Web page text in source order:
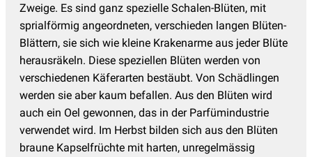
Zweige. Es sind ganz spezielle Schalen-Blüten, mit
sprialförmig angeordneten, verschieden langen Blüten-
Blättern, sie sich wie kleine Krakenarme aus jeder Blüte
herausräkeln. Diese speziellen Blüten werden von
verschiedenen Käferarten bestäubt. Von Schädlingen
werden sie aber kaum befallen. Aus den Blüten wird
auch ein Oel gewonnen, das in der Parfümindustrie
verwendet wird. Im Herbst bilden sich aus den Blüten
braune Kapselfrüchte mit harten, unregelmässig